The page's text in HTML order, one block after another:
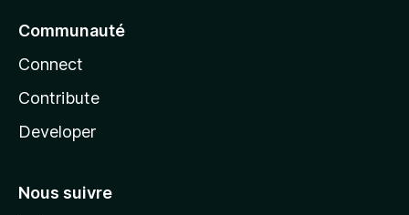
Communauté
Connect
Contribute
Developer
Nous suivre